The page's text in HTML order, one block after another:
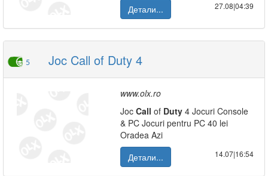
Детали... 27.08|04:39
5 Joc Call of Duty 4
www.olx.ro
Joc Call of Duty 4 Jocuri Console
& PC Jocuri pentru PC 40 lei
Oradea Azi
Детали...
14.07|16:54